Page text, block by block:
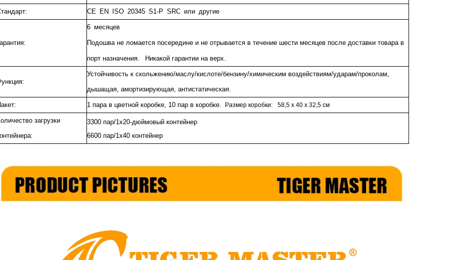
CE EN ISO 20345 S1-P SRC или другие
6 месяцев
Подошва не ломается посередине и не отрывается в течение шести месяцев после доставки товара в
порт назначения. Никакой гарантии на верх.
Устойчивость к скольжению/маслу/кислоте/бензину/химическим воздействиям/ударам/проколам,
дышащая, амортизирующая, антистатическая.
1 пара в цветной коробке, 10 пар в коробке. Размер коробки: 58,5 х 40 х 32,5 см
загрузки
3300 пар/1x20-дюймовый контейнер
6600 пар/1x40 контейнер